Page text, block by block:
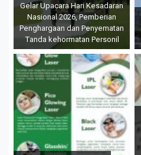
Gelar Upacara Hari Kesadaran
Nasional 2026, Pemberian
Penghargaan dan Penyematan
Tanda kehormatan Personil